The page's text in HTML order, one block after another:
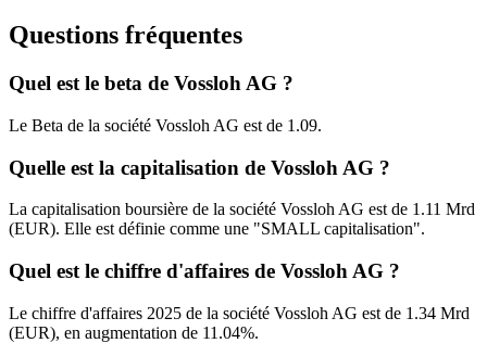
Questions fréquentes
Quel est le beta de Vossloh AG ?
Le Beta de la société Vossloh AG est de 1.09.
Quelle est la capitalisation de Vossloh AG ?
La capitalisation boursière de la société Vossloh AG est de 1.11 Mrd
(EUR). Elle est définie comme une "SMALL capitalisation".
Quel est le chiffre d'affaires de Vossloh AG ?
Le chiffre d'affaires 2025 de la société Vossloh AG est de 1.34 Mrd
(EUR), en augmentation de 11.04%.